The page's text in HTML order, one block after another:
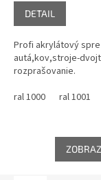
DETAIL
Profi akrylátový spre
autá,kov,stroje-
rozprašovanie.
ral 1000
ral 1001